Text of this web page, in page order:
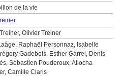
de la vie
Olivier Treiner
Raphaël Personnaz, Isabelle
Gadebois, Esther Garrel, Denis
Sébastien Pouderoux, Aliocha
Camille Claris